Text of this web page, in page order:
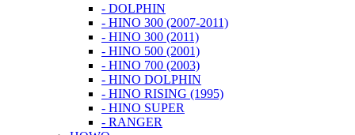
- DOLPHIN
- HINO 300 (2007-2011)
- HINO 300 (2011)
- HINO 500 (2001)
- HINO 700 (2003)
- HINO DOLPHIN
- HINO RISING (1995)
- HINO SUPER
- RANGER